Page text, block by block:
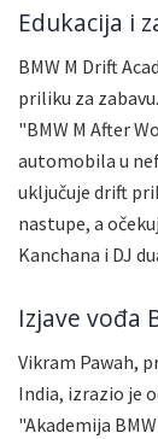
Edukacija i
BMW M Drift
priliku za
"BMW M After
automobila u
uključuje drift
nastupe, a
Kanchana i DJ
Izjave vođa
Vikram Pawah,
India, izrazio je
"Akademija